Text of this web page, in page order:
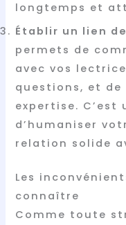
longtemps et
Établir un lien
permets de
avec vos
questions, et
expertise. C’est
d’humaniser
relation solide
Les
connaître
Comme toute